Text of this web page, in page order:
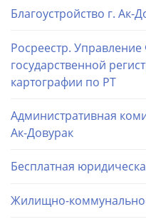
Благоустройство г. Ак-
Росреестр.
государственной
картографии по РТ
Административная
Ак-Довурак
Бесплатная
Жилищно-